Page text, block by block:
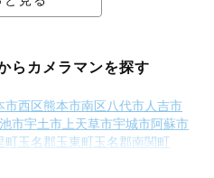
らカメラマンを探す
市西区熊本市南区八代市人吉市
市宇土市 上天草市宇城市阿蘇市
町玉名郡玉東町玉名郡南関町